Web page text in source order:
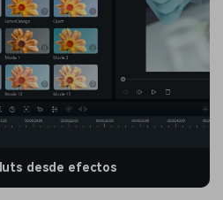
desde efectos